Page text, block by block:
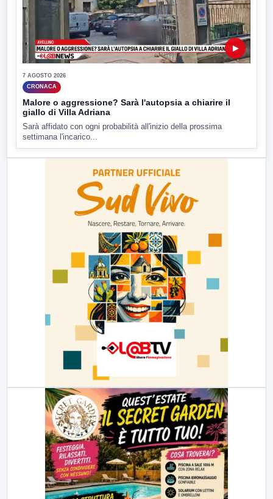
▶
7 AGOSTO 2026
CRONACA
Malore o aggressione? Sarà l'autopsia a chiarire il
giallo di Villa Adriana
Sarà affidato con ogni probabilità all'inizio della prossima
settimana l'incarico...